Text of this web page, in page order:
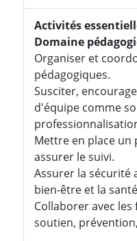
Activités
Domaine
Organiser et
pédagogiques.
Susciter,
d'équipe comme
Mettre en place un
assurer le suivi.
Assurer la sécurité
bien-être et la
Collaborer avec
soutien,